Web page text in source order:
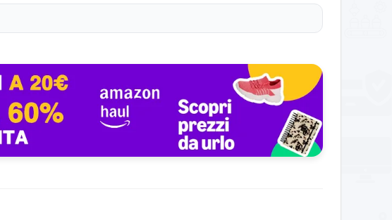
sebbene la fedeltà cromatica sia inferiore ai modelli
e titoli AAA. La RAM e l’SSD riducono i tempi d’attesa.
mostra colori meno vividi rispetto a OLED. Il sistema di
adatta a lavoro e navigazione, ma va collegata in gaming.